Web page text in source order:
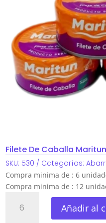
Filete De Caballa
SKU: 530 Categorías:
Compra minima de : 6
Compra minima de : 12
Añadir al